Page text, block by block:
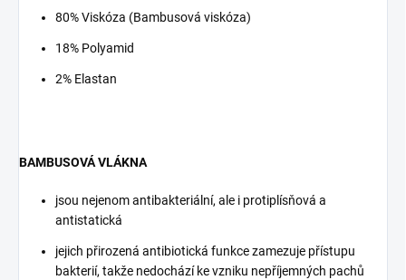
80% Viskóza (Bambusová viskóza)
18% Polyamid
2% Elastan
BAMBUSOVÁ VLÁKNA
jsou nejenom antibakteriální, ale i protiplísňová a
antistatická
jejich přirozená antibiotická funkce zamezuje přístupu
bakterií, takže nedochází ke vzniku nepříjemných pachů